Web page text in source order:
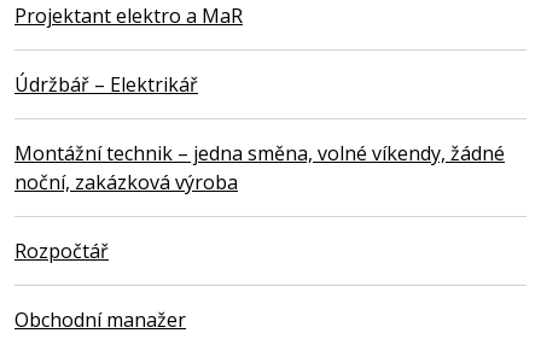
Projektant elektro a MaR
Údržbář – Elektrikář
Montážní technik – jedna směna, volné víkendy, žádné
noční, zakázková výroba
Rozpočtář
Obchodní manažer